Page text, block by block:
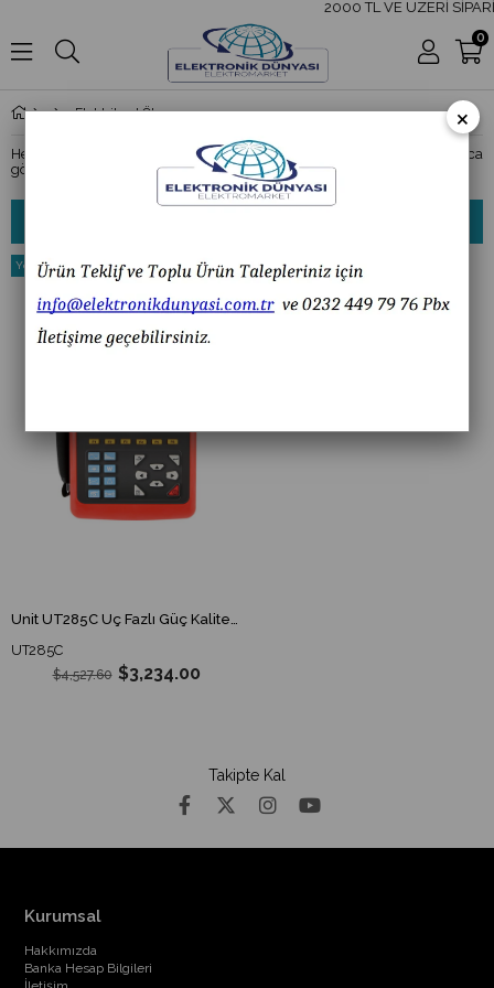
2000 TL VE ÜZERİ
0
Elektriksel Ölçüm Cihazları
Her alanda olduğu gibi elektrikte de ölçümler büyük önem taşır. İhtiyaca
göre birçok çeşidi vardır.
UT285C
$3,234.00
$4,527.60
%29
%29İndirim
Yeni
Takipte Kal
Kurumsal
Hakkımızda
Banka Hesap Bilgileri
×